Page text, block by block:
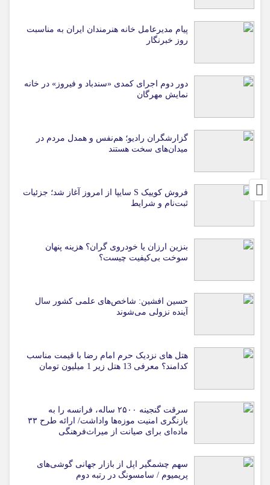
پیام مدیرعامل خانه هنرمندان ایران به مناسبت
روز خبرنگار
دور دوم اجرای کمدی «سندباد و فیروز» در خانه
نمایش مهرگان
گزارشگران رادیو؛ هم‌نفس و همدل مردم در
میدان‌های سخت هستند
فروش کوییک S سایپا از امروز آغاز شد؛ جزئیات
ثبت‌نام و شرایط
بنزین ارزان یا خودروی گران؟ هزینه پنهان
سوخت بی‌کیفیت چیست؟
حسین افشین: شاخص‌های علمی کشور سال
آینده نزولی می‌شوند
هتل های نزدیک حرم امام رضا با قیمت مناسب
کدامند؟ معرفی 13 هتل زیر 1 میلیون تومان
سرقت گنجینه ۲۵۰۰ ساله، فرانسه را به
بازنگری امنیت موزه‌ها واداشت/ ارائه طرح ۳۳
ماده‌ای برای صیانت از میراث‌فرهنگی
سهم چشمگیر اپل از بازار جهانی گوشی‌های
پریمیوم / سامسونگ در رتبه دوم